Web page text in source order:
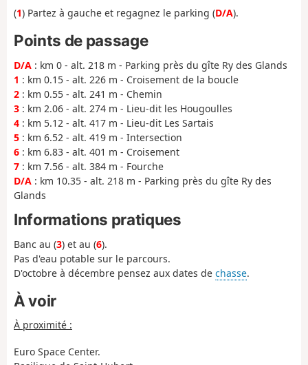
(1) Partez à gauche et regagnez le parking (D/A).
Points de passage
D/A : km 0 - alt. 218 m - Parking près du gîte Ry des Glands
1 : km 0.15 - alt. 226 m - Croisement de la boucle
2 : km 0.55 - alt. 241 m - Chemin
3 : km 2.06 - alt. 274 m - Lieu-dit les Hougoulles
4 : km 5.12 - alt. 417 m - Lieu-dit Les Sartais
5 : km 6.52 - alt. 419 m - Intersection
6 : km 6.83 - alt. 401 m - Croisement
7 : km 7.56 - alt. 384 m - Fourche
D/A : km 10.35 - alt. 218 m - Parking près du gîte Ry des
Glands
Informations pratiques
Banc au (3) et au (6).
Pas d'eau potable sur le parcours.
D'octobre à décembre pensez aux dates de chasse.
À voir
À proximité :
Euro Space Center.